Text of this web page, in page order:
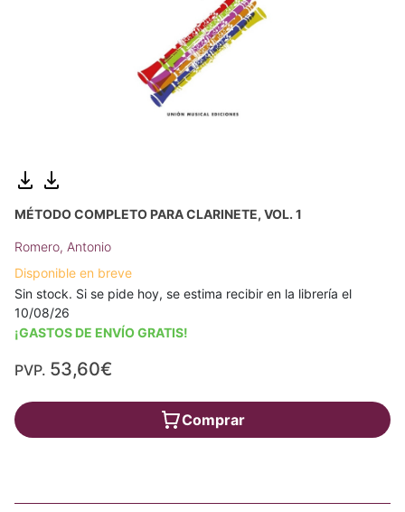
MÉTODO COMPLETO PARA CLARINETE, VOL. 1
Romero, Antonio
Disponible en breve
Sin stock. Si se pide hoy, se estima recibir en la librería el
10/08/26
¡GASTOS DE ENVÍO GRATIS!
PVP. 53,60€
Comprar